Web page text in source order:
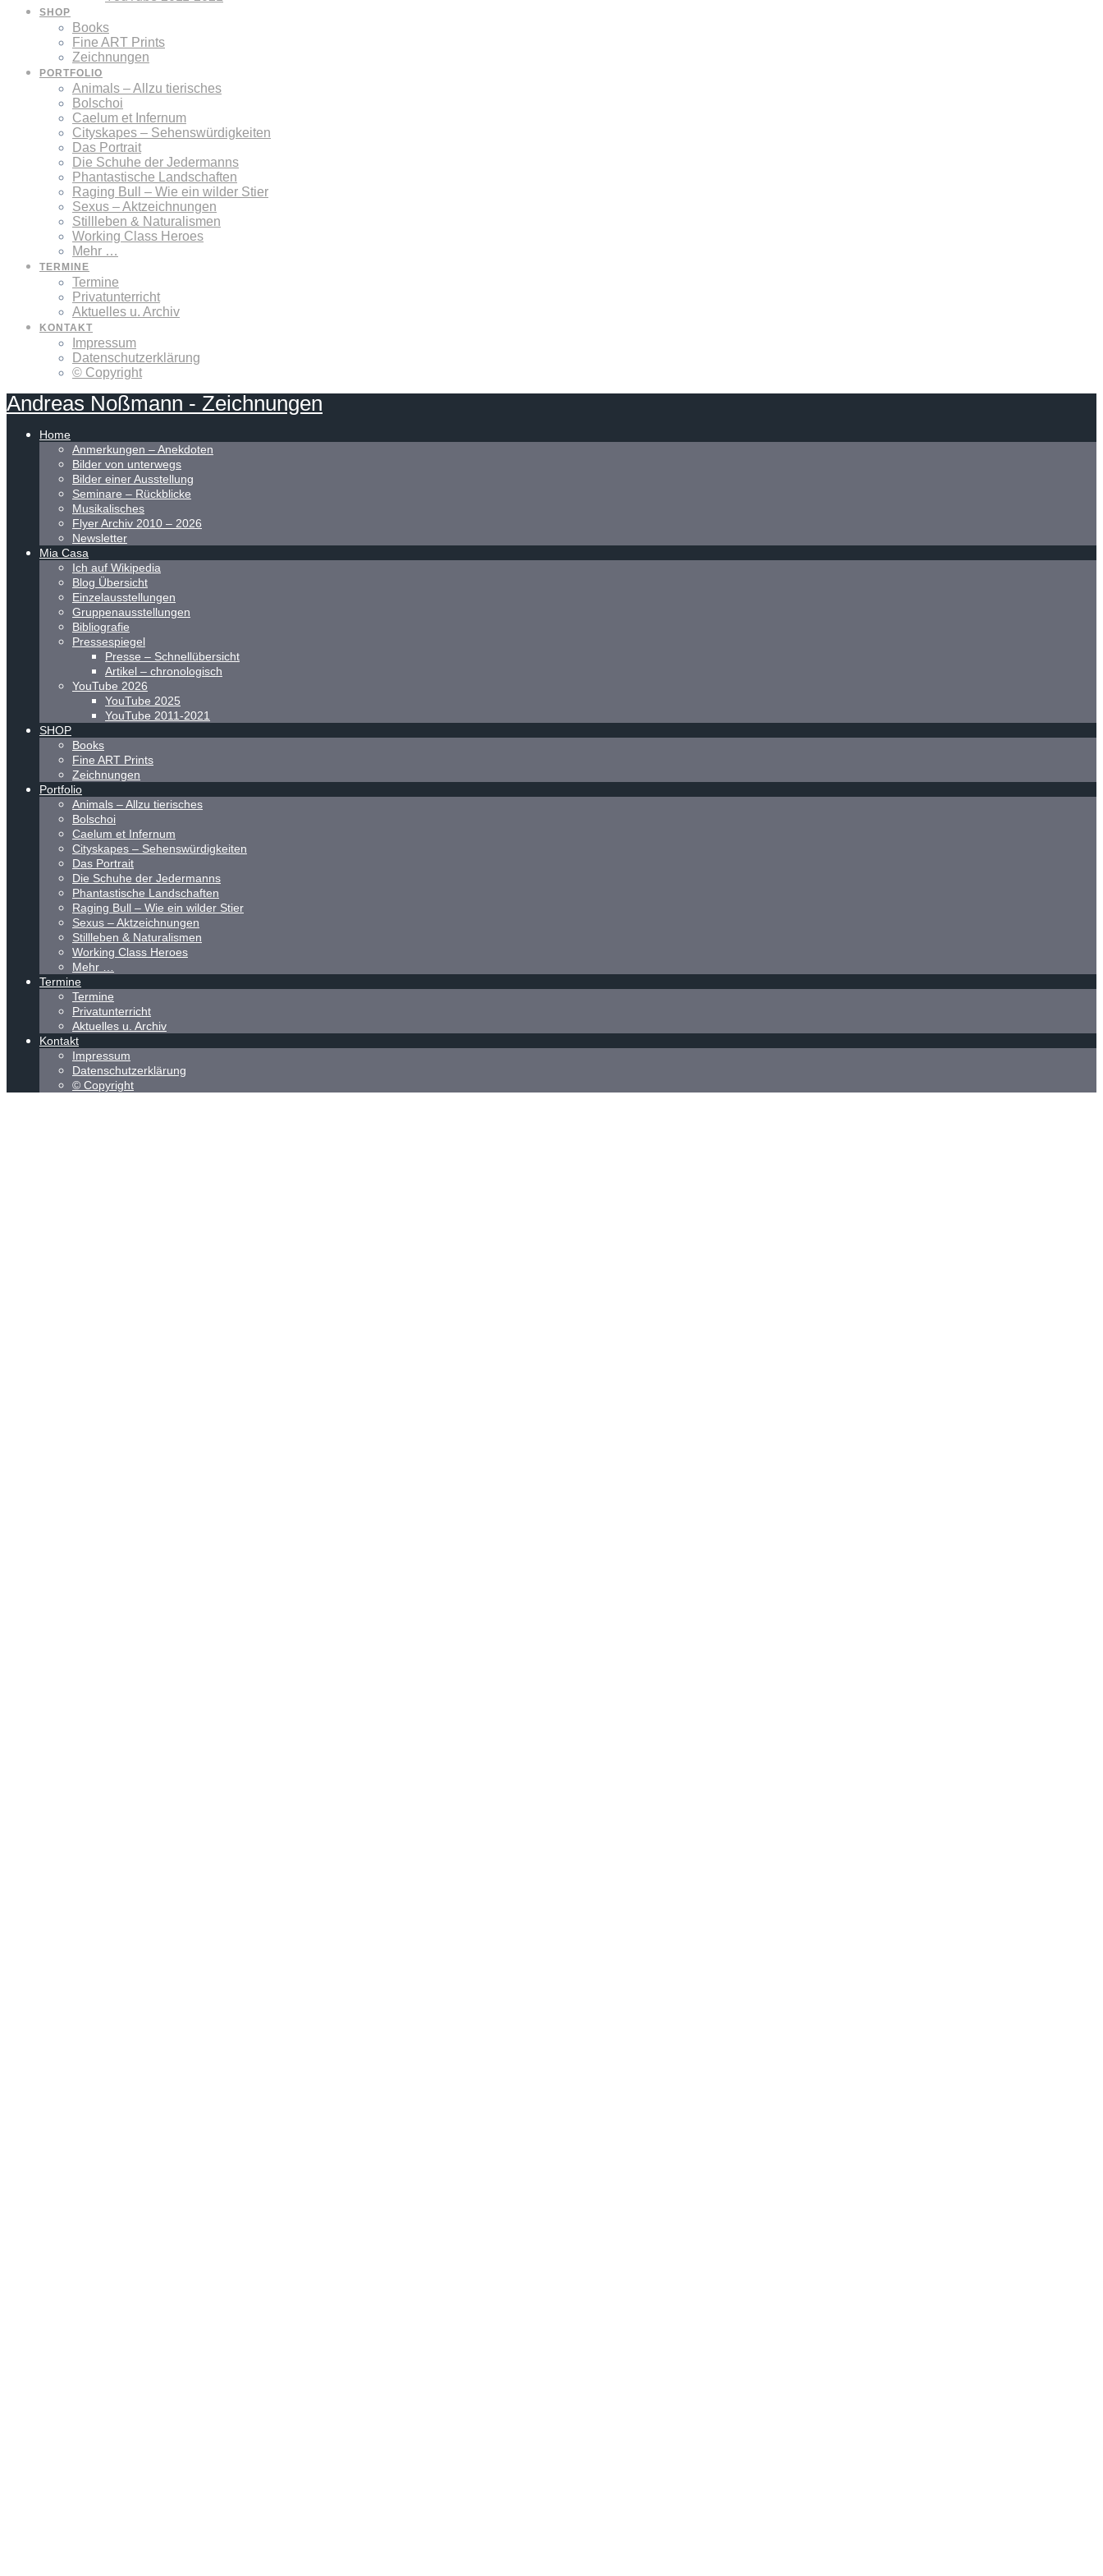
SHOP
Books
Fine ART Prints
Zeichnungen
PORTFOLIO
Animals – Allzu tierisches
Bolschoi
Caelum et Infernum
Cityskapes – Sehenswürdigkeiten
Das Portrait
Die Schuhe der Jedermanns
Phantastische Landschaften
Raging Bull – Wie ein wilder Stier
Sexus – Aktzeichnungen
Stillleben & Naturalismen
Working Class Heroes
Mehr …
TERMINE
Termine
Privatunterricht
Aktuelles u. Archiv
KONTAKT
Impressum
Datenschutzerklärung
© Copyright
Andreas Noßmann - Zeichnungen
Home
Anmerkungen – Anekdoten
Bilder von unterwegs
Bilder einer Ausstellung
Seminare – Rückblicke
Musikalisches
Flyer Archiv 2010 – 2026
Newsletter
Mia Casa
Ich auf Wikipedia
Blog Übersicht
Einzelausstellungen
Gruppenausstellungen
Bibliografie
Pressespiegel
Presse – Schnellübersicht
Artikel – chronologisch
YouTube 2026
YouTube 2025
YouTube 2011-2021
SHOP
Books
Fine ART Prints
Zeichnungen
Portfolio
Animals – Allzu tierisches
Bolschoi
Caelum et Infernum
Cityskapes – Sehenswürdigkeiten
Das Portrait
Die Schuhe der Jedermanns
Phantastische Landschaften
Raging Bull – Wie ein wilder Stier
Sexus – Aktzeichnungen
Stillleben & Naturalismen
Working Class Heroes
Mehr …
Termine
Termine
Privatunterricht
Aktuelles u. Archiv
Kontakt
Impressum
Datenschutzerklärung
© Copyright